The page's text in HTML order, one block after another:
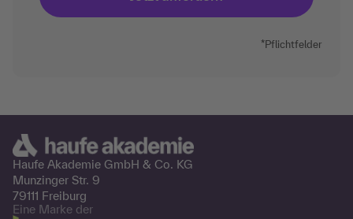
*Pflichtfelder
Haufe Akademie GmbH & Co. KG
Munzinger Str. 9
79111 Freiburg
Eine Marke der